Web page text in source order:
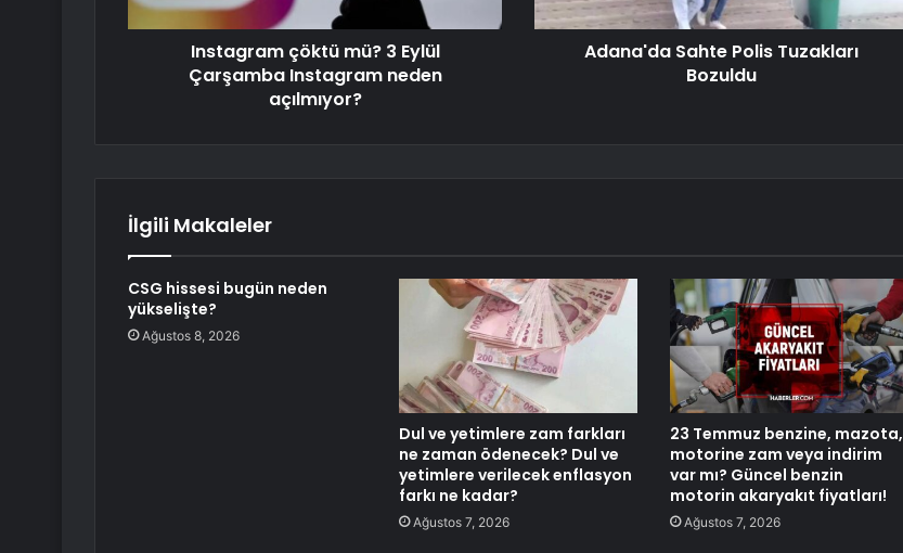
Instagram çöktü mü? 3 Eylül
Çarşamba Instagram neden
açılmıyor?
Adana'da Sahte Polis Tuzakları
Bozuldu
İlgili Makaleler
CSG hissesi bugün neden
yükselişte?
Ağustos 8, 2026
Dul ve yetimlere zam farkları
ne zaman ödenecek? Dul ve
yetimlere verilecek enflasyon
farkı ne kadar?
Ağustos 7, 2026
23 Temmuz benzine, mazota,
motorine zam veya indirim
var mı? Güncel benzin
motorin akaryakıt fiyatları!
Ağustos 7, 2026